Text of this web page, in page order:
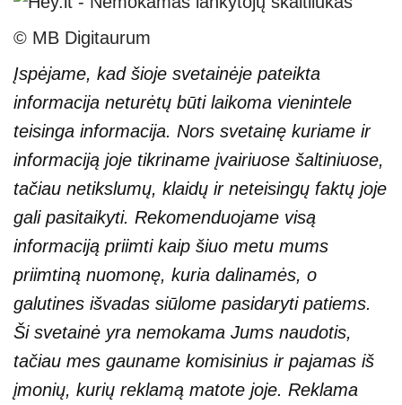
© MB Digitaurum
Įspėjame, kad šioje svetainėje pateikta
informacija neturėtų būti laikoma vienintele
teisinga informacija. Nors svetainę kuriame ir
informaciją joje tikriname įvairiuose šaltiniuose,
tačiau netikslumų, klaidų ir neteisingų faktų joje
gali pasitaikyti. Rekomenduojame visą
informaciją priimti kaip šiuo metu mums
priimtiną nuomonę, kuria dalinamės, o
galutines išvadas siūlome pasidaryti patiems.
Ši svetainė yra nemokama Jums naudotis,
tačiau mes gauname komisinius ir pajamas iš
įmonių, kurių reklamą matote joje. Reklama